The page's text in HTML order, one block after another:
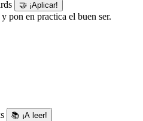
🤝 ¡Aplicar!
y pon en practica el buen ser.
📚 ¡A leer!